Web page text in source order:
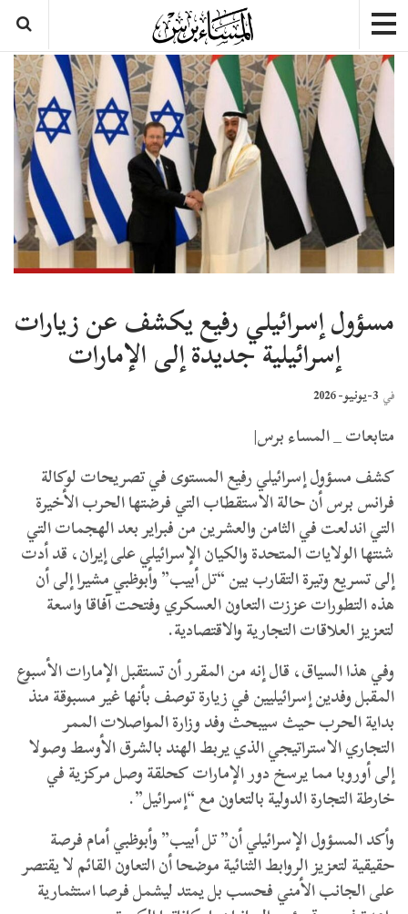
مسؤول إسرائيلي رفيع يكشف عن زيارات
إسرائيلية جديدة إلى الإمارات
في 3-يونيو- 2026
متابعات _ المساء برس|
​كشف مسؤول إسرائيلي رفيع المستوى في تصريحات لوكالة
فرانس برس أن حالة الاستقطاب التي فرضتها الحرب الأخيرة
التي اندلعت في الثامن والعشرين من فبراير بعد الهجمات التي
شنتها الولايات المتحدة والكيان الإسرائيلي على إيران، قد أدت
إلى تسريع وتيرة التقارب بين “تل أبيب” وأبوظبي مشيرا إلى أن
هذه التطورات عززت التعاون العسكري وفتحت آفاقا واسعة
لتعزيز العلاقات التجارية والاقتصادية.
​وفي هذا السياق، قال إنه من المقرر أن تستقبل الإمارات الأسبوع
المقبل وفدين إسرائيليين في زيارة توصف بأنها غير مسبوقة منذ
بداية الحرب حيث سيبحث وفد وزارة المواصلات الممر
التجاري الاستراتيجي الذي يربط الهند بالشرق الأوسط وصولا
إلى أوروبا مما يرسخ دور الإمارات كحلقة وصل مركزية في
خارطة التجارة الدولية بالتعاون مع “إسرائيل”.
​وأكد المسؤول الإسرائيلي أن” تل أبيب” وأبوظبي أمام فرصة
حقيقية لتعزيز الروابط الثنائية موضحا أن التعاون القائم لا يقتصر
على الجانب الأمني فحسب بل يمتد ليشمل فرصا استثمارية